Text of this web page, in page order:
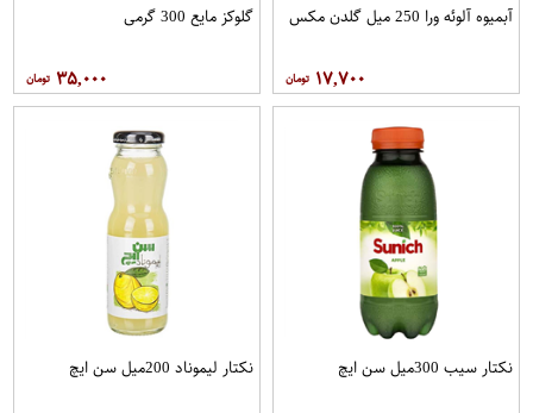
آبمیوه آلوئه ورا 250 میل گلدن مکس
۱۷,۷۰۰
گلوکز مایع 300 گرمی
۳۵,۰۰۰
نکتار سیب 300میل سن ایچ نکتار لیموناد 200میل سن ایچ